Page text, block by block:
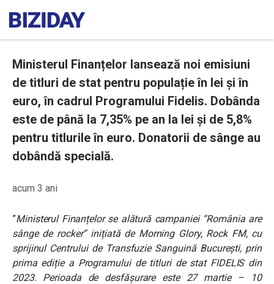
Ministerul Finanțelor lansează noi emisiuni
de titluri de stat pentru populație în lei și în
euro, în cadrul Programului Fidelis. Dobânda
este de până la 7,35% pe an la lei și de 5,8%
pentru titlurile în euro. Donatorii de sânge au
dobândă specială.
acum 3 ani
”Ministerul Finanțelor se alătură campaniei “România are
sânge de rocker” inițiată de Morning Glory, Rock FM, cu
sprijinul Centrului de Transfuzie Sanguină București, prin
prima ediție a Programului de titluri de stat FIDELIS din
2023. Perioada de desfășurare este 27 martie – 10